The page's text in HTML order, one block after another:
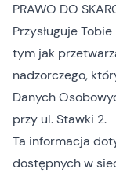
PRAWO DO
Przysługuje
tym jak
nadzorczego,
Danych
przy ul. Stawki 2.
Ta informacja
dostępnych w